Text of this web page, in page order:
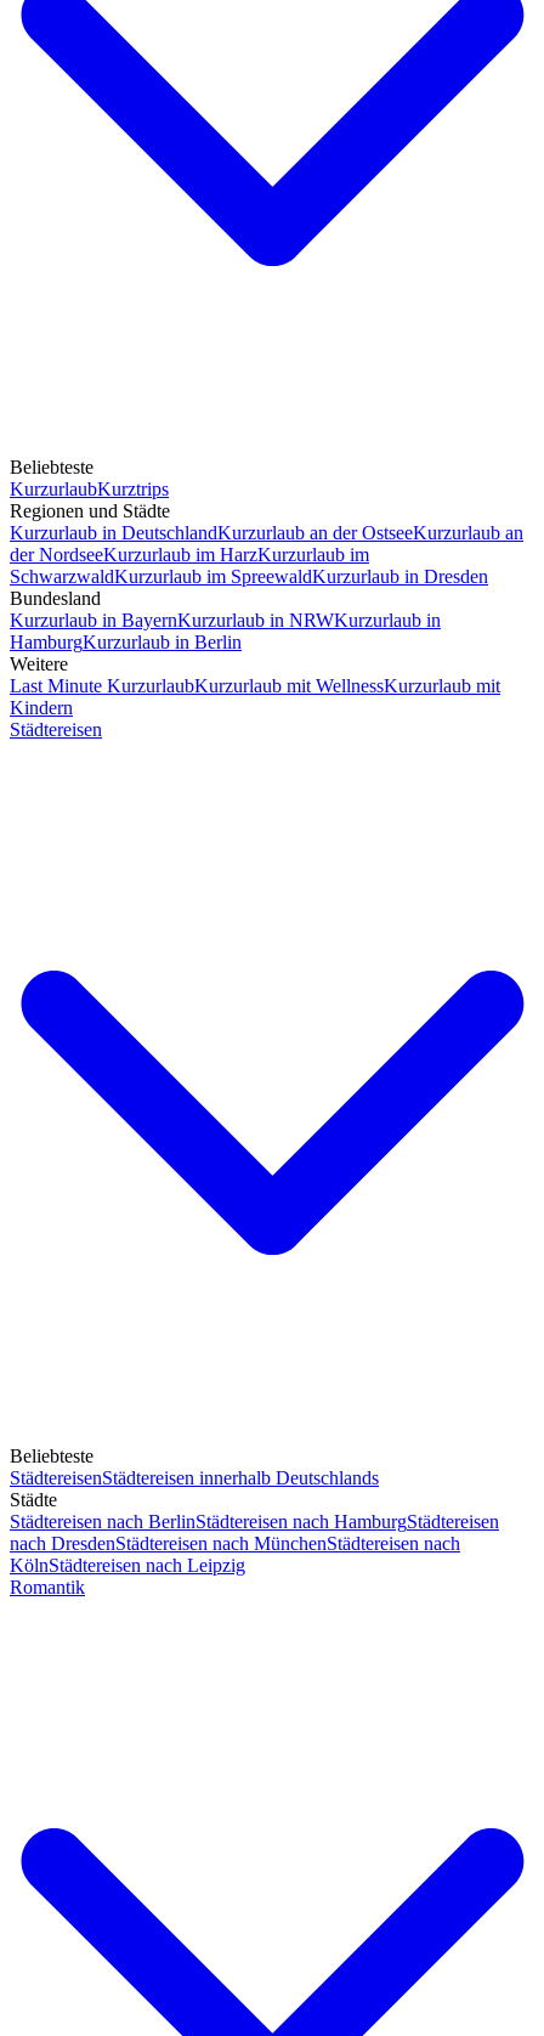
Beliebteste
KurzurlaubKurztrips
Regionen und Städte
Kurzurlaub in DeutschlandKurzurlaub an der OstseeKurzurlaub an
der NordseeKurzurlaub im HarzKurzurlaub im
SchwarzwaldKurzurlaub im SpreewaldKurzurlaub in Dresden
Bundesland
Kurzurlaub in BayernKurzurlaub in NRWKurzurlaub in
HamburgKurzurlaub in Berlin
Weitere
Last Minute KurzurlaubKurzurlaub mit WellnessKurzurlaub mit
Kindern
Städtereisen
Beliebteste
StädtereisenStädtereisen innerhalb Deutschlands
Städte
Städtereisen nach BerlinStädtereisen nach HamburgStädtereisen
nach DresdenStädtereisen nach MünchenStädtereisen nach
KölnStädtereisen nach Leipzig
Romantik